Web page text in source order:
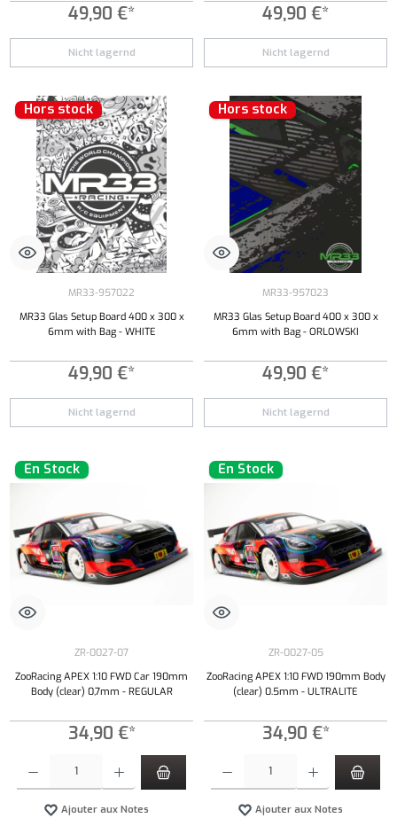
49,90 €*
Nicht lagernd
49,90 €*
Nicht lagernd
Hors stock
MR33-957022
MR33 Glas Setup Board 400 x 300 x
6mm with Bag - WHITE
49,90 €*
Nicht lagernd
Hors stock
MR33-957023
MR33 Glas Setup Board 400 x 300 x
6mm with Bag - ORLOWSKI
49,90 €*
Nicht lagernd
En Stock
ZR-0027-07
ZooRacing APEX 1:10 FWD Car 190mm
Body (clear) 0,7mm - REGULAR
34,90 €*
Ajouter aux Notes
En Stock
ZR-0027-05
ZooRacing APEX 1:10 FWD 190mm Body
(clear) 0.5mm - ULTRALITE
34,90 €*
Ajouter aux Notes